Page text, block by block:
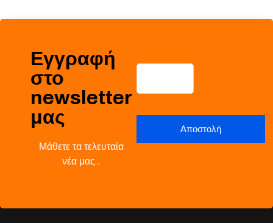
Εγγραφή
στο
newsletter
μας
Μάθετε τα τελευταία
νέα μας…